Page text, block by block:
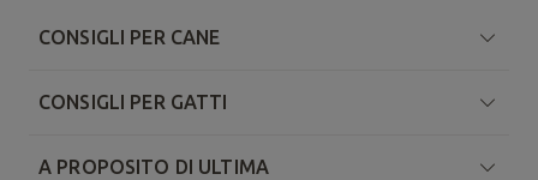
CONSIGLI PER CANE
CONSIGLI PER GATTI
A PROPOSITO DI ULTIMA